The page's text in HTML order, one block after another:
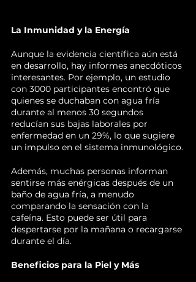
La Inmunidad y la Energía
Aunque la evidencia científica aún está
en desarrollo, hay informes anecdóticos
interesantes. Por ejemplo, un estudio
con 3000 participantes encontró que
quienes se duchaban con agua fría
durante al menos 30 segundos
reducían sus bajas laborales por
enfermedad en un 29%, lo que sugiere
un impulso en el sistema inmunológico.
Además, muchas personas informan
sentirse más enérgicas después de un
baño de agua fría, a menudo
comparando la sensación con la
cafeína. Esto puede ser útil para
despertarse por la mañana o recargarse
durante el día.
Beneficios para la Piel y Más